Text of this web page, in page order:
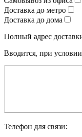
Доставка до метро
Доставка до дома
Полный адрес
Вводится, при
Телефон для связи: